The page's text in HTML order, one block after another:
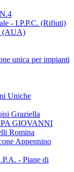
- I.P.P.C. (Rifiuti)
(AUA)
unica per impianti
Uniche
Graziella
GIOVANNI
Romina
Appennino
- Piane di